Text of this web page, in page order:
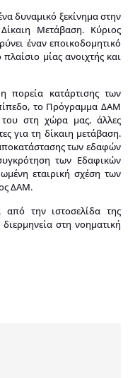
δυναμικό ξεκίνημα στην
Μετάβαση. Κύριος
έναν εποικοδομητικό
μίας ανοιχτής και
πορεία κατάρτισης των
το Πρόγραμμα ΔΑΜ
στη χώρα μας, άλλες
για τη δίκαιη μετάβαση.
των εδαφών
των Εδαφικών
εταιρική σχέση των
ΔΑΜ.
την ιστοσελίδα της
στη νοηματική